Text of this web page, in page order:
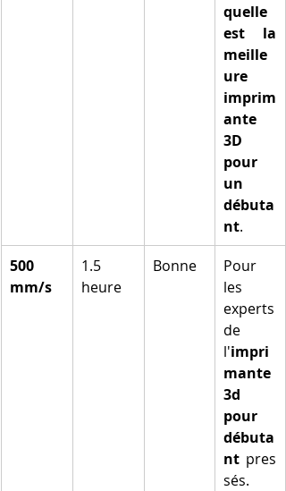
quelle
est la
meille
ure
imprim
ante
3D
pour
un
débuta
nt.
500
mm/s
1.5
heure
Bonne
Pour
les
experts
de
l'impri
mante
3d
pour
débuta
nt pres
sés.